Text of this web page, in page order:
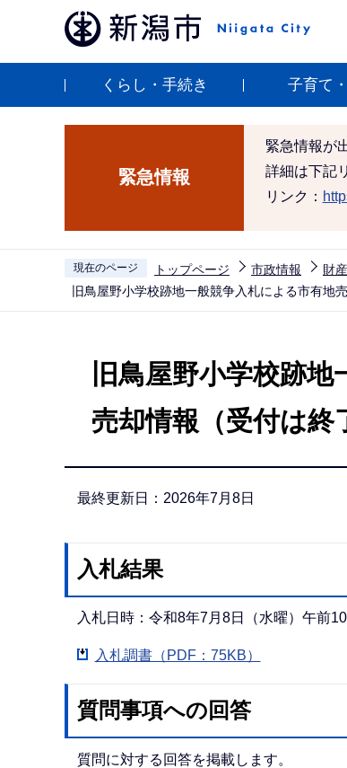
ペ
くらし・手続き 子育て
緊急情報
緊急情報が
詳細は下記
リンク：
現在のページ トップページ 市政情報 財
旧鳥屋野小学校跡地一般競争入札による市有地
旧鳥屋野小学校跡
売却情報（受付は終
最終更新日：2026年7月8日
入札結果
入札日時：令和8年7月8日（水曜）午前
入札調書（PDF：75KB）
質問事項への回答
質問に対する回答を掲載します。